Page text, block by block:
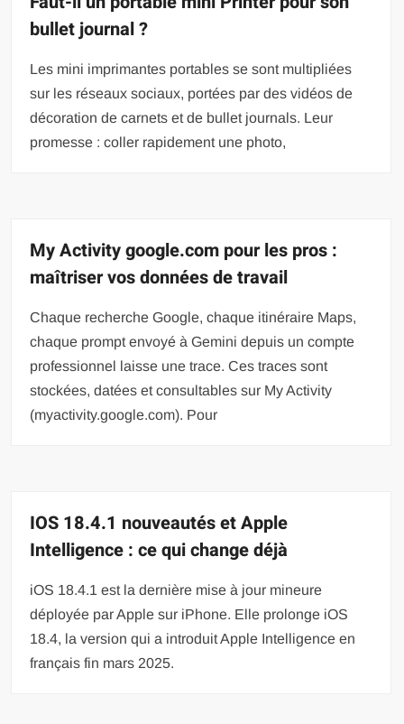
bullet journal ?
Les mini imprimantes portables se sont multipliées
sur les réseaux sociaux, portées par des vidéos de
décoration de carnets et de bullet journals. Leur
promesse : coller rapidement une photo,
My Activity google.com pour les pros :
maîtriser vos données de travail
Chaque recherche Google, chaque itinéraire Maps,
chaque prompt envoyé à Gemini depuis un compte
professionnel laisse une trace. Ces traces sont
stockées, datées et consultables sur My Activity
(myactivity.google.com). Pour
IOS 18.4.1 nouveautés et Apple
Intelligence : ce qui change déjà
iOS 18.4.1 est la dernière mise à jour mineure
déployée par Apple sur iPhone. Elle prolonge iOS
18.4, la version qui a introduit Apple Intelligence en
français fin mars 2025.